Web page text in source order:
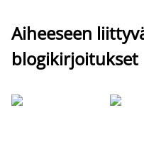
Aiheeseen
blogikirjoitukset